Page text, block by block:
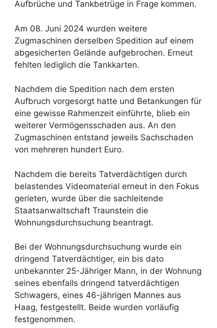
Aufbrüche und Tankbetrüge in Frage kommen.
Am 08. Juni 2024 wurden weitere
Zugmaschinen derselben Spedition auf einem
abgesicherten Gelände aufgebrochen. Erneut
fehlten lediglich die Tankkarten.
Nachdem die Spedition nach dem ersten
Aufbruch vorgesorgt hatte und Betankungen für
eine gewisse Rahmenzeit einführte, blieb ein
weiterer Vermögensschaden aus. An den
Zugmaschinen entstand jeweils Sachschaden
von mehreren hundert Euro.
Nachdem die bereits Tatverdächtigen durch
belastendes Videomaterial erneut in den Fokus
gerieten, wurde über die sachleitende
Staatsanwaltschaft Traunstein die
Wohnungsdurchsuchung beantragt.
Bei der Wohnungsdurchsuchung wurde ein
dringend Tatverdächtiger, ein bis dato
unbekannter 25-Jähriger Mann, in der Wohnung
seines ebenfalls dringend tatverdächtigen
Schwagers, eines 46-jährigen Mannes aus
Haag, festgestellt. Beide wurden vorläufig
festgenommen.